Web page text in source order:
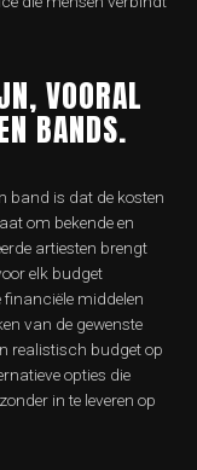
VOORAL
BANDS.
band is dat de kosten
om bekende en
artiesten brengt
elk budget
financiële middelen
van de gewenste
realistisch budget op
opties die
in te leveren op